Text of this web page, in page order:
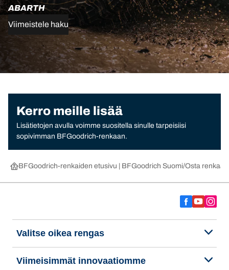
ABARTH
Viimeistele haku
Kerro meille lisää
Lisätietojen avulla voimme suositella sinulle tarpeisiisi
sopivimman BFGoodrich-renkaan.
BFGoodrich-renkaiden etusivu | BFGoodrich Suomi Osta renkaat
Valitse oikea rengas
Viimeisimmät innovaatiomme